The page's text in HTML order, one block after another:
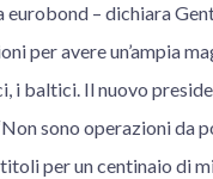
– dichiara
per avere un’ampia
i baltici. Il nuovo
sono operazioni da
per un centinaio di